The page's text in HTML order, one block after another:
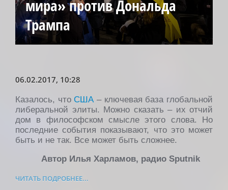
мира» против Дональда
Трампа
06.02.2017, 10:28
Казалось, что США– ключевая база глобальной
либеральной элиты. Можно сказать – их отчий
дом в философском смысле этого слова. Но
последние события показывают, что это может
быть и не так. Все может быть сложнее.
Автор Илья Харламов, радио Sputnik
ЧИТАТЬ ПОДРОБНЕЕ...